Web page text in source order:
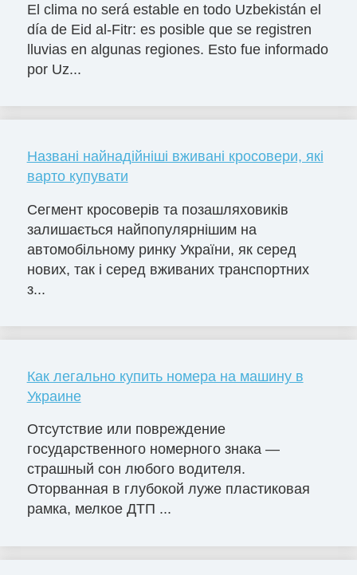
El clima no será estable en todo Uzbekistán el
día de Eid al-Fitr: es posible que se registren
lluvias en algunas regiones. Esto fue informado
por Uz...
Названі найнадійніші вживані кросовери, які
варто купувати
Сегмент кросоверів та позашляховиків
залишається найпопулярнішим на
автомобільному ринку України, як серед
нових, так і серед вживаних транспортних
з...
Как легально купить номера на машину в
Украине
Отсутствие или повреждение
государственного номерного знака —
страшный сон любого водителя.
Оторванная в глубокой луже пластиковая
рамка, мелкое ДТП ...